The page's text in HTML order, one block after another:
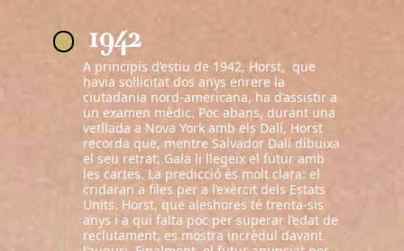
1942
A principis d’estiu de 1942, Horst, que
havia sol·licitat dos anys enrere la
ciutadania nord-americana, ha d’assistir a
un examen mèdic. Poc abans, durant una
vetllada a Nova York amb els Dalí, Horst
recorda que, mentre Salvador Dalí dibuixa
el seu retrat, Gala li llegeix el futur amb
les cartes. La predicció és molt clara: el
cridaran a files per a l’exèrcit dels Estats
Units. Horst, que aleshores té trenta-sis
anys i a qui falta poc per superar l’edat de
reclutament, es mostra incrèdul davant